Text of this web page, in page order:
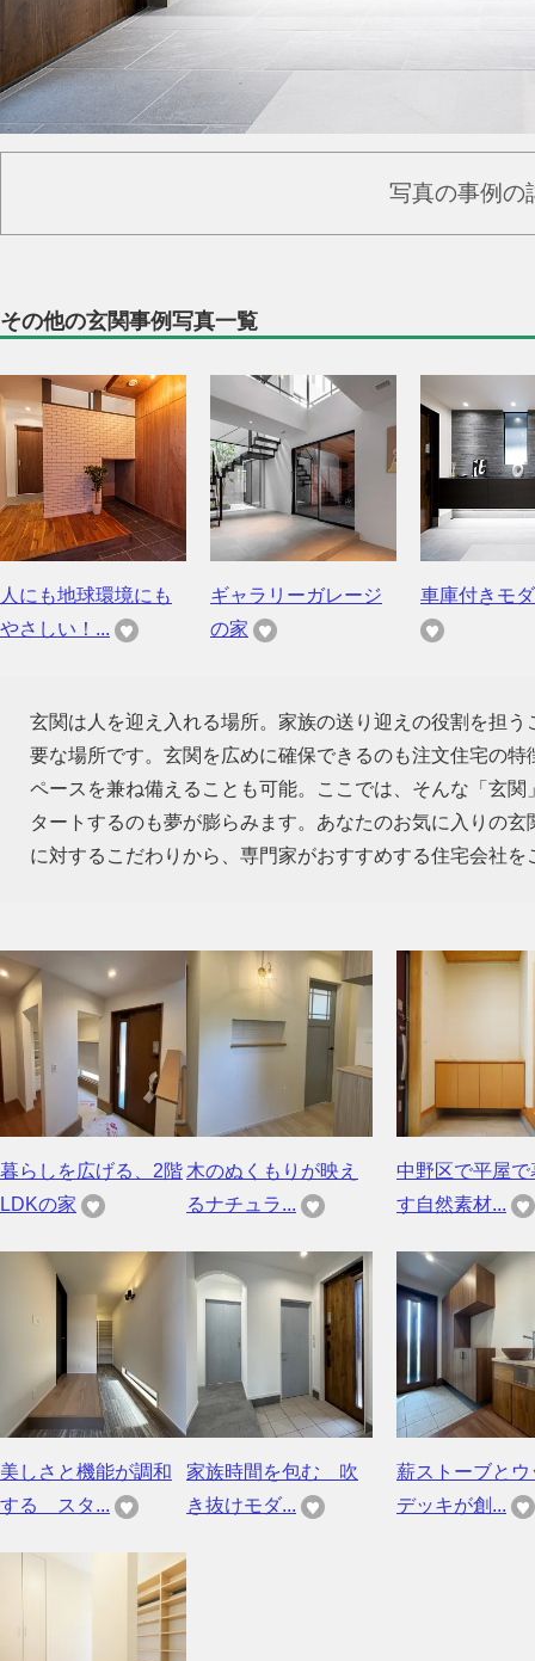
写真の事例の
その他の玄関事例写真一覧
人にも地球環境にも
やさしい！...
ギャラリーガレージ
の家
車庫付きモ
玄関は人を迎え入れる場所。家族の送り迎えの役割を担
要な場所です。玄関を広めに確保できるのも注文住宅の
ペースを兼ね備えることも可能。ここでは、そんな「玄
タートするのも夢が膨らみます。あなたのお気に入りの
に対するこだわりから、専門家がおすすめする住宅会社
暮らしを広げる、2階
LDKの家
木のぬくもりが映え
るナチュラ...
中野区で平屋で
す自然素材...
美しさと機能が調和
する スタ...
家族時間を包む 吹
き抜けモダ...
薪ストーブとウ
デッキが創...